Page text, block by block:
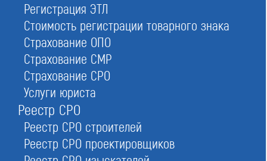
Регистрация ЭТЛ
Стоимость регистрации товарного знака
Страхование ОПО
Страхование СМР
Страхование СРО
Услуги юриста
Реестр СРО
Реестр СРО строителей
Реестр СРО проектировщиков
Руководство СРО:
Сурков Михаил Юрьевич — Генеральный директор
Смогоржевский Михаил Владимирович — Председатель Совета
Условия вступления в Ассоциация